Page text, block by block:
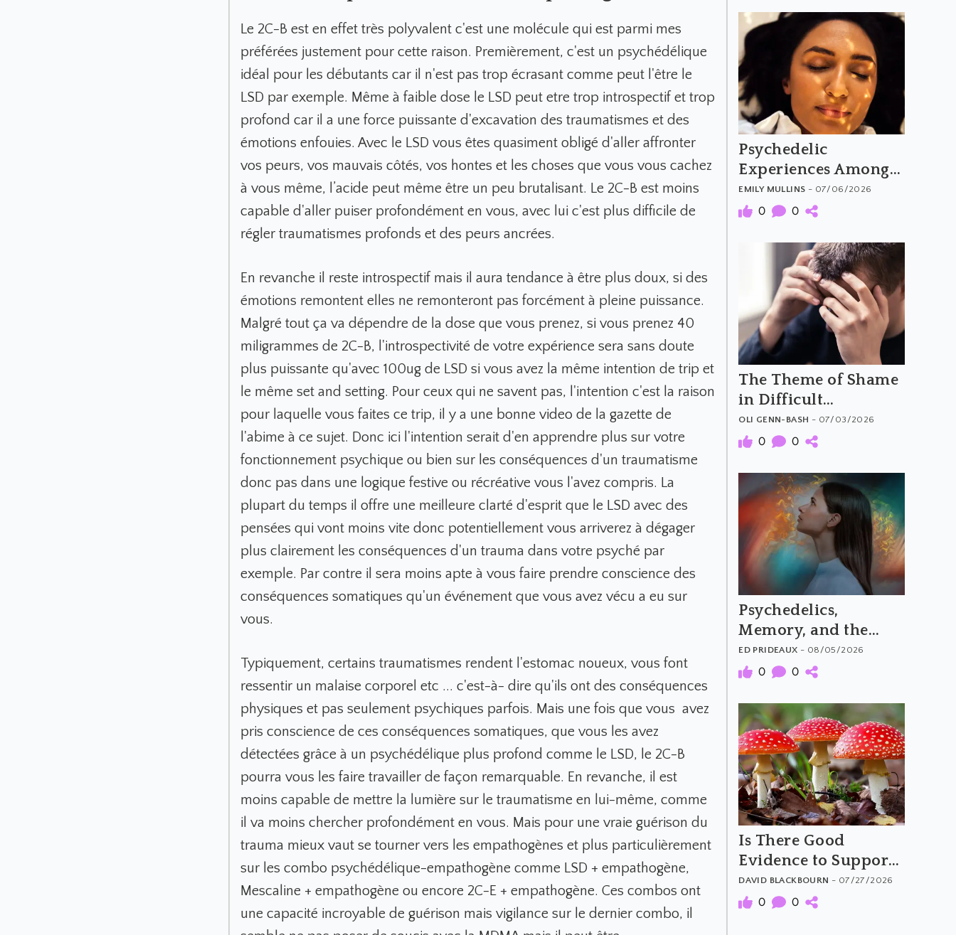
Le 2C-B est en effet très polyvalent c'est une molécule qui est parmi mes
préférées justement pour cette raison. Premièrement, c'est un psychédélique
idéal pour les débutants car il n'est pas trop écrasant comme peut l'être le
LSD par exemple. Même à faible dose le LSD peut etre trop introspectif et trop
profond car il a une force puissante d'excavation des traumatismes et des
émotions enfouies. Avec le LSD vous êtes quasiment obligé d'aller affronter
vos peurs, vos mauvais côtés, vos hontes et les choses que vous vous cachez
à vous même, l’acide peut même être un peu brutalisant. Le 2C-B est moins
capable d'aller puiser profondément en vous, avec lui c'est plus difficile de
régler traumatismes profonds et des peurs ancrées.
En revanche il reste introspectif mais il aura tendance à être plus doux, si des
émotions remontent elles ne remonteront pas forcément à pleine puissance.
Malgré tout ça va dépendre de la dose que vous prenez, si vous prenez 40
miligrammes de 2C-B, l'introspectivité de votre expérience sera sans doute
plus puissante qu'avec 100ug de LSD si vous avez la même intention de trip et
le même set and setting. Pour ceux qui ne savent pas, l'intention c'est la raison
pour laquelle vous faites ce trip, il y a une bonne video de la gazette de
l'abime à ce sujet. Donc ici l'intention serait d'en apprendre plus sur votre
fonctionnement psychique ou bien sur les conséquences d'un traumatisme
donc pas dans une logique festive ou récréative vous l'avez compris. La
plupart du temps il offre une meilleure clarté d'esprit que le LSD avec des
pensées qui vont moins vite donc potentiellement vous arriverez à dégager
plus clairement les conséquences d'un trauma dans votre psyché par
exemple. Par contre il sera moins apte à vous faire prendre conscience des
conséquences somatiques qu'un événement que vous avez vécu a eu sur
vous.
Typiquement, certains traumatismes rendent l'estomac noueux, vous font
ressentir un malaise corporel etc ... c'est-à- dire qu'ils ont des conséquences
physiques et pas seulement psychiques parfois. Mais une fois que vous avez
pris conscience de ces conséquences somatiques, que vous les avez
détectées grâce à un psychédélique plus profond comme le LSD, le 2C-B
pourra vous les faire travailler de façon remarquable. En revanche, il est
moins capable de mettre la lumière sur le traumatisme en lui-même, comme
il va moins chercher profondément en vous. Mais pour une vraie guérison du
trauma mieux vaut se tourner vers les empathogènes et plus particulièrement
sur les combo psychédélique-empathogène comme LSD + empathogène,
Mescaline + empathogène ou encore 2C-E + empathogène. Ces combos ont
une capacité incroyable de guérison mais vigilance sur le dernier combo, il
Psychedelic
Experiences Among
People with
Aphantasia
EMILY MULLINS - 07/06/2026
0 0
The Theme of Shame
in Difficult
Psychedelic
Experiences: When
Moral Failure
OLI GENN-BASH - 07/03/2026
0 0
Psychedelics,
Memory, and the
Feeling of Truth
ED PRIDEAUX - 08/05/2026
0 0
Is There Good
Evidence to Support
Amanita Muscaria's
Purported Benefits?
DAVID BLACKBOURN - 07/27/2026
0 0